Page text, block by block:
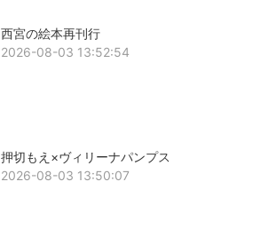
西宮の絵本再刊行
2026-08-03 13:52:54
押切もえ×ヴィリーナパンプス
2026-08-03 13:50:07